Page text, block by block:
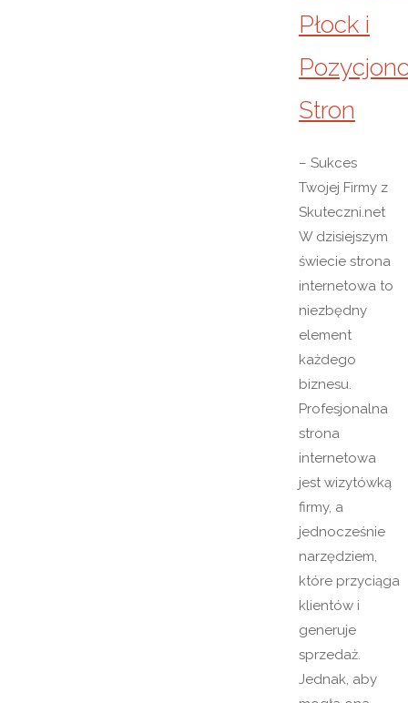
Płock i
Stron
– Sukces
Twojej Firmy z
Skuteczni.net
W dzisiejszym
świecie strona
internetowa to
niezbędny
element
każdego
biznesu.
Profesjonalna
strona
internetowa
jest wizytówką
firmy, a
jednocześnie
narzędziem,
które przyciąga
klientów i
generuje
sprzedaż.
Jednak, aby